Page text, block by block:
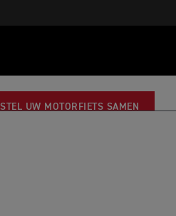
STEL UW MOTORFIETS SAMEN